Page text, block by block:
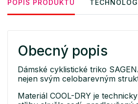
POPIS PRODUKTU
Obecný popis
Dámské cyklistické triko
nejen svým celobarevným
Materiál COOL-DRY je